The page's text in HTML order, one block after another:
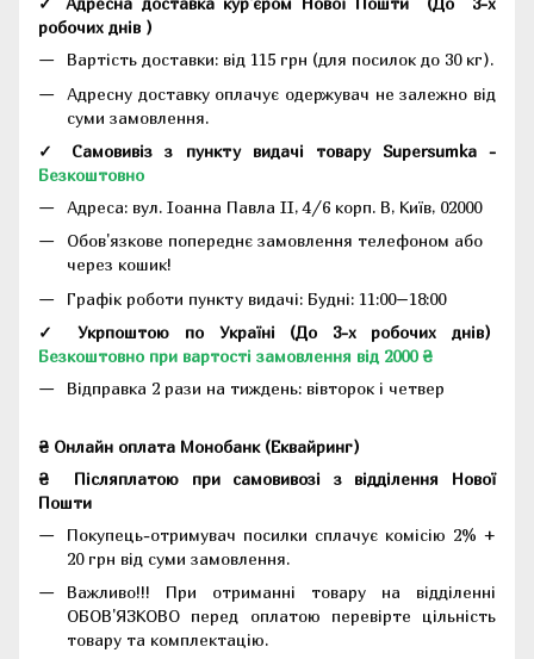
робочих днів )
Вартість доставки: від 115 грн (для посилок до 30 кг).
Адресну доставку оплачує одержувач не залежно від
суми замовлення.
✓ Самовивіз з пункту видачі товару Supersumka -
Безкоштовно
Адреса: вул. Іоанна Павла II, 4/6 корп. В, Київ, 02000
Обов'язкове попереднє замовлення телефоном або
через кошик!
Графік роботи пункту видачі: Будні: 11:00–18:00
✓ Укрпоштою по Україні (До 3-х робочих днів)
Безкоштовно при вартості замовлення від 2000 ₴
Відправка 2 рази на тиждень: вівторок і четвер
₴ Онлайн оплата Монобанк (Еквайринг)
₴
Післяплатою при самовивозі з відділення Нової
Пошти
Покупець-отримувач посилки сплачує комісію 2% +
20 грн від суми замовлення.
Важливо!!! При отриманні товару на відділенні
ОБОВ'ЯЗКОВО перед оплатою перевірте цільність
товару та комплектацію.